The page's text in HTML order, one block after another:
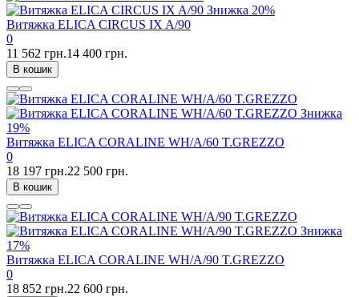
Знижка 20%
Витяжка ELICA CIRCUS IX A/90
0
11 562 грн.14 400 грн.
В кошик
Знижка
19%
Витяжка ELICA CORALINE WH/A/60 T.GREZZO
0
18 197 грн.22 500 грн.
В кошик
Знижка
17%
Витяжка ELICA CORALINE WH/A/90 T.GREZZO
0
18 852 грн.22 600 грн.